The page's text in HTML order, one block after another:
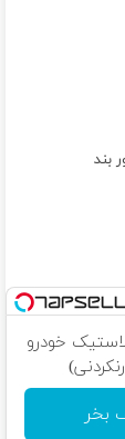
بند
خودرو
بخر